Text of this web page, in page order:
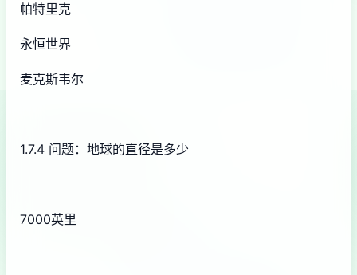
帕特里克
永恒世界
麦克斯韦尔
1.7.4 问题：地球的直径是多少
7000英里